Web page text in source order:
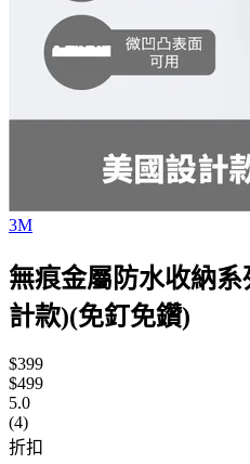
3M
無痕金屬防水收納
計款)(免釘免鑽)
$399
$499
5.0
(4)
折扣